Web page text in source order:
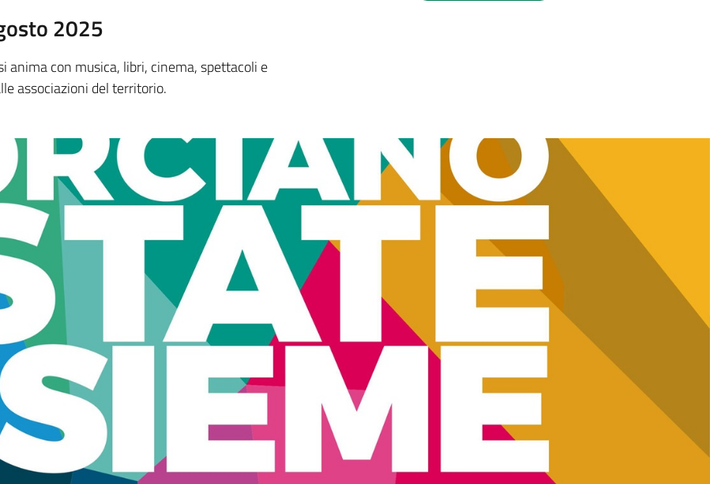
2025
anima con musica, libri, cinema, spettacoli e
associazioni del territorio.